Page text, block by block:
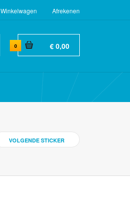
Winkelwagen Afrekenen
0 € 0,00
VOLGENDE STICKER